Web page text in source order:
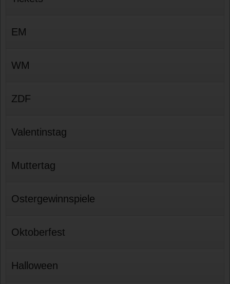
EM
WM
ZDF
Valentinstag
Muttertag
Ostergewinnspiele
Oktoberfest
Halloween